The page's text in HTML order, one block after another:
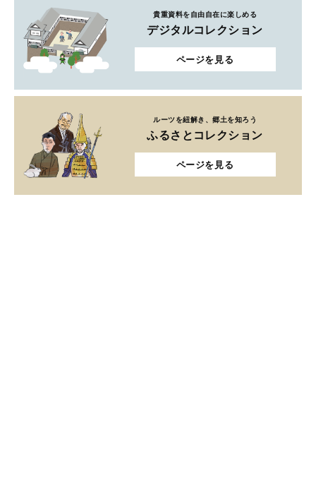
貴重資料を自由自在に楽しめる
デジタルコレクション
ページを見る
ルーツを紐解き、郷土を知ろう
ふるさとコレクション
ページを見る